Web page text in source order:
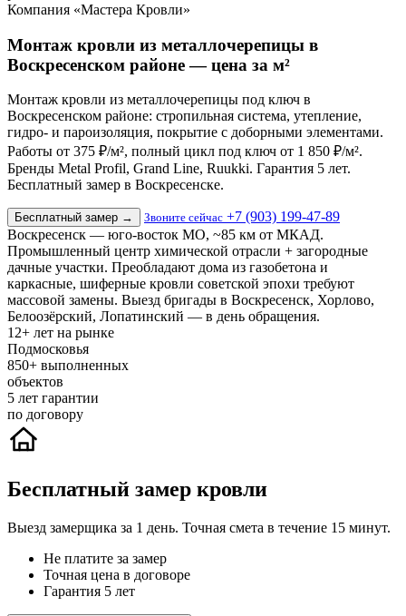
Компания «Мастера Кровли»
Монтаж кровли из металлочерепицы в
Воскресенском районе — цена за м²
Монтаж кровли из металлочерепицы под ключ в
Воскресенском районе: стропильная система, утепление,
гидро- и пароизоляция, покрытие с доборными элементами.
Работы от 375 ₽/м², полный цикл под ключ от 1 850 ₽/м².
Бренды Metal Profil, Grand Line, Ruukki. Гарантия 5 лет.
Бесплатный замер в Воскресенске.
Бесплатный замер → Звоните сейчас +7 (903) 199-47-89
Воскресенск — юго-восток МО, ~85 км от МКАД.
Промышленный центр химической отрасли + загородные
дачные участки. Преобладают дома из газобетона и
каркасные, шиферные кровли советской эпохи требуют
массовой замены. Выезд бригады в Воскресенск, Хорлово,
Белоозёрский, Лопатинский — в день обращения.
12+ лет на рынке
Подмосковья
850+ выполненных
объектов
5 лет гарантии
по договору
Бесплатный замер кровли
Выезд замерщика за 1 день. Точная смета в течение 15 минут.
Не платите за замер
Точная цена в договоре
Гарантия 5 лет